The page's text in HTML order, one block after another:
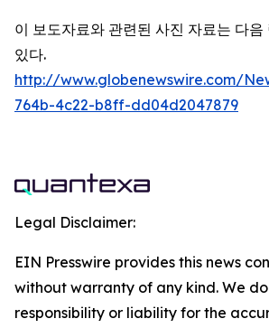
이 보도자료와 관련된 사진 자료는 다
있다.
http://www.globenewswire.com/
764b-4c22-b8ff-dd04d2047879
Legal Disclaimer:
EIN Presswire provides this news
without warranty of any kind. We
responsibility or liability for the